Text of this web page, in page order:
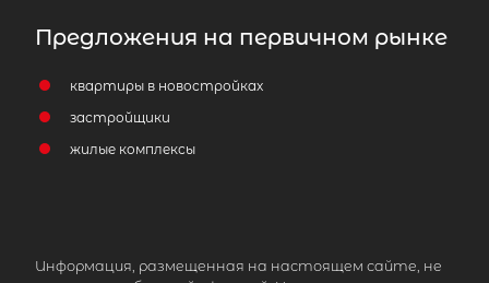
Предложения на первичном рынке
квартиры в новостройках
застройщики
жилые комплексы
Информация, размещенная на настоящем сайте, не